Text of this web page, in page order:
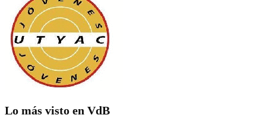
Lo más visto en VdB